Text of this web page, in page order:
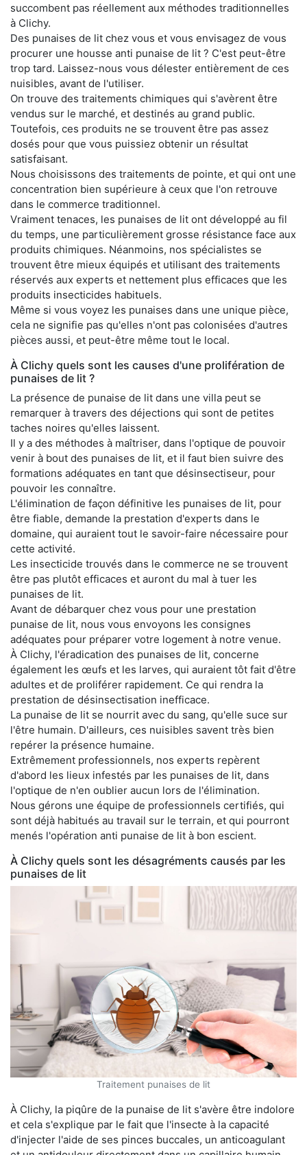
succombent pas réellement aux méthodes traditionnelles
à Clichy.
Des punaises de lit chez vous et vous envisagez de vous
procurer une housse anti punaise de lit ? C'est peut-être
trop tard. Laissez-nous vous délester entièrement de ces
nuisibles, avant de l'utiliser.
On trouve des traitements chimiques qui s'avèrent être
vendus sur le marché, et destinés au grand public.
Toutefois, ces produits ne se trouvent être pas assez
dosés pour que vous puissiez obtenir un résultat
satisfaisant.
Nous choisissons des traitements de pointe, et qui ont une
concentration bien supérieure à ceux que l'on retrouve
dans le commerce traditionnel.
Vraiment tenaces, les punaises de lit ont développé au fil
du temps, une particulièrement grosse résistance face aux
produits chimiques. Néanmoins, nos spécialistes se
trouvent être mieux équipés et utilisant des traitements
réservés aux experts et nettement plus efficaces que les
produits insecticides habituels.
Même si vous voyez les punaises dans une unique pièce,
cela ne signifie pas qu'elles n'ont pas colonisées d'autres
pièces aussi, et peut-être même tout le local.
À Clichy quels sont les causes d'une prolifération de
punaises de lit ?
La présence de punaise de lit dans une villa peut se
remarquer à travers des déjections qui sont de petites
taches noires qu'elles laissent.
Il y a des méthodes à maîtriser, dans l'optique de pouvoir
venir à bout des punaises de lit, et il faut bien suivre des
formations adéquates en tant que désinsectiseur, pour
pouvoir les connaître.
L'élimination de façon définitive les punaises de lit, pour
être fiable, demande la prestation d'experts dans le
domaine, qui auraient tout le savoir-faire nécessaire pour
cette activité.
Les insecticide trouvés dans le commerce ne se trouvent
être pas plutôt efficaces et auront du mal à tuer les
punaises de lit.
Avant de débarquer chez vous pour une prestation
punaise de lit, nous vous envoyons les consignes
adéquates pour préparer votre logement à notre venue.
À Clichy, l'éradication des punaises de lit, concerne
également les œufs et les larves, qui auraient tôt fait d'être
adultes et de proliférer rapidement. Ce qui rendra la
prestation de désinsectisation inefficace.
La punaise de lit se nourrit avec du sang, qu'elle suce sur
l'être humain. D'ailleurs, ces nuisibles savent très bien
repérer la présence humaine.
Extrêmement professionnels, nos experts repèrent
d'abord les lieux infestés par les punaises de lit, dans
l'optique de n'en oublier aucun lors de l'élimination.
Nous gérons une équipe de professionnels certifiés, qui
sont déjà habitués au travail sur le terrain, et qui pourront
menés l'opération anti punaise de lit à bon escient.
À Clichy quels sont les désagréments causés par les
punaises de lit
Traitement punaises de lit
À Clichy, la piqûre de la punaise de lit s'avère être indolore
et cela s'explique par le fait que l'insecte à la capacité
d'injecter l'aide de ses pinces buccales, un anticoagulant